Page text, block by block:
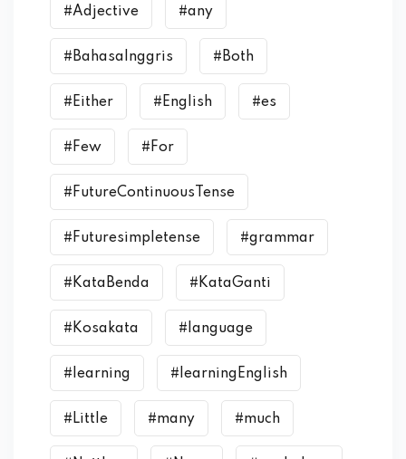
#Adjective #any
#BahasaInggris #Both
#Either #English #es
#Few #For
#FutureContinuousTense
#Futuresimpletense #grammar
#KataBenda #KataGanti
#Kosakata #language
#learning #learningEnglish
#Little #many #much